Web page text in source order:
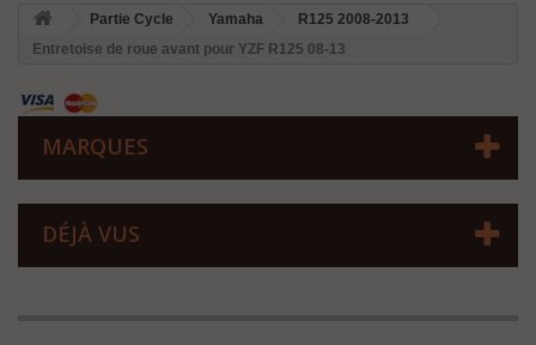
Partie Cycle Yamaha
R125 2008-2013
Entretoise de roue avant pour YZF R125 08-13
MARQUES
DÉJÀ VUS